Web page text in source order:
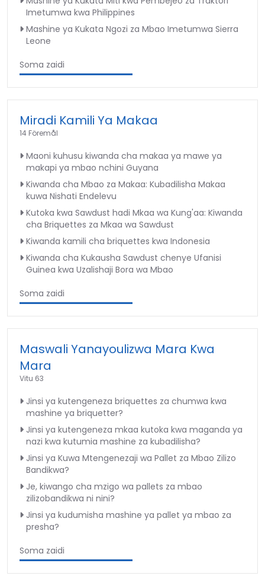
Imetumwa kwa Philippines
Mashine ya Kukata Ngozi za Mbao Imetumwa Sierra
Leone
Soma zaidi
Miradi Kamili Ya Makaa
14 Föremål
Maoni kuhusu kiwanda cha makaa ya mawe ya
makapi ya mbao nchini Guyana
Kiwanda cha Mbao za Makaa: Kubadilisha Makaa
kuwa Nishati Endelevu
Kutoka kwa Sawdust hadi Mkaa wa Kung'aa: Kiwanda
cha Briquettes za Mkaa wa Sawdust
Kiwanda kamili cha briquettes kwa Indonesia
Kiwanda cha Kukausha Sawdust chenye Ufanisi
Guinea kwa Uzalishaji Bora wa Mbao
Soma zaidi
Maswali Yanayoulizwa Mara Kwa
Mara
Vitu 63
Jinsi ya kutengeneza briquettes za chumwa kwa
mashine ya briquetter?
Jinsi ya kutengeneza mkaa kutoka kwa maganda ya
nazi kwa kutumia mashine za kubadilisha?
Jinsi ya Kuwa Mtengenezaji wa Pallet za Mbao Zilizo
Bandikwa?
Je, kiwango cha mzigo wa pallets za mbao
zilizobandikwa ni nini?
Jinsi ya kudumisha mashine ya pallet ya mbao za
presha?
Soma zaidi